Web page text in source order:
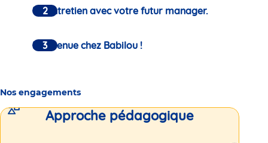
Un entretien avec votre futur manager.
Bienvenue chez Babilou !
Nos engagements
Approche pédagogique